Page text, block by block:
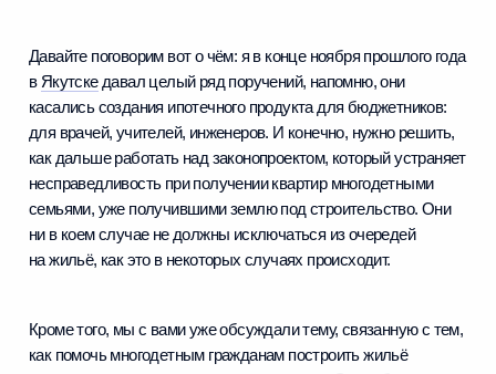
Давайте поговорим вот о чём: я в конце ноября прошлого года
в Якутскедавал целый ряд поручений, напомню, они
касались создания ипотечного продукта для бюджетников:
для врачей, учителей, инженеров. И конечно, нужно решить,
как дальше работать над законопроектом, который устраняет
несправедливость при получении квартир многодетными
семьями, уже получившими землю под строительство. Они
ни в коем случае не должны исключаться из очередей
на жильё, как это в некоторых случаях происходит.
Кроме того, мы с вами уже обсуждали тему, связанную с тем,
как помочь многодетным гражданам построить жильё